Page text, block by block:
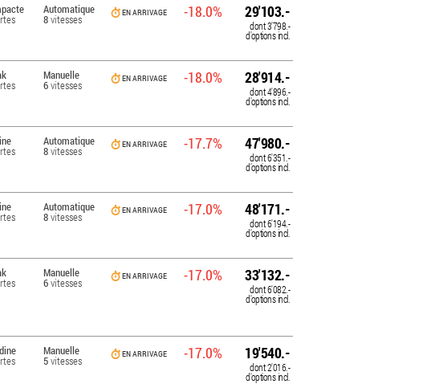
Automatique
8vitesses EN ARRIVAGE -18.0% 29'103.-
dont3'798.-
d'options incl.
Manuelle
6vitesses EN ARRIVAGE -18.0% 28'914.-
dont4'896.-
d'options incl.
Automatique
8vitesses EN ARRIVAGE -17.7% 47'980.-
dont6'351.-
d'options incl.
Automatique
8vitesses EN ARRIVAGE -17.0% 48'171.-
dont6'194.-
d'options incl.
Manuelle
6vitesses EN ARRIVAGE -17.0% 33'132.-
dont6'082.-
d'options incl.
Manuelle
5vitesses EN ARRIVAGE -17.0% 19'540.-
dont2'016.-
d'options incl.